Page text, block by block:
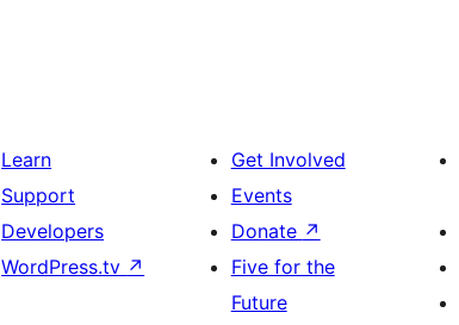
Learn
Support
Developers
WordPress.tv ↗
Get Involved
Events
Donate ↗
Five for the
Future